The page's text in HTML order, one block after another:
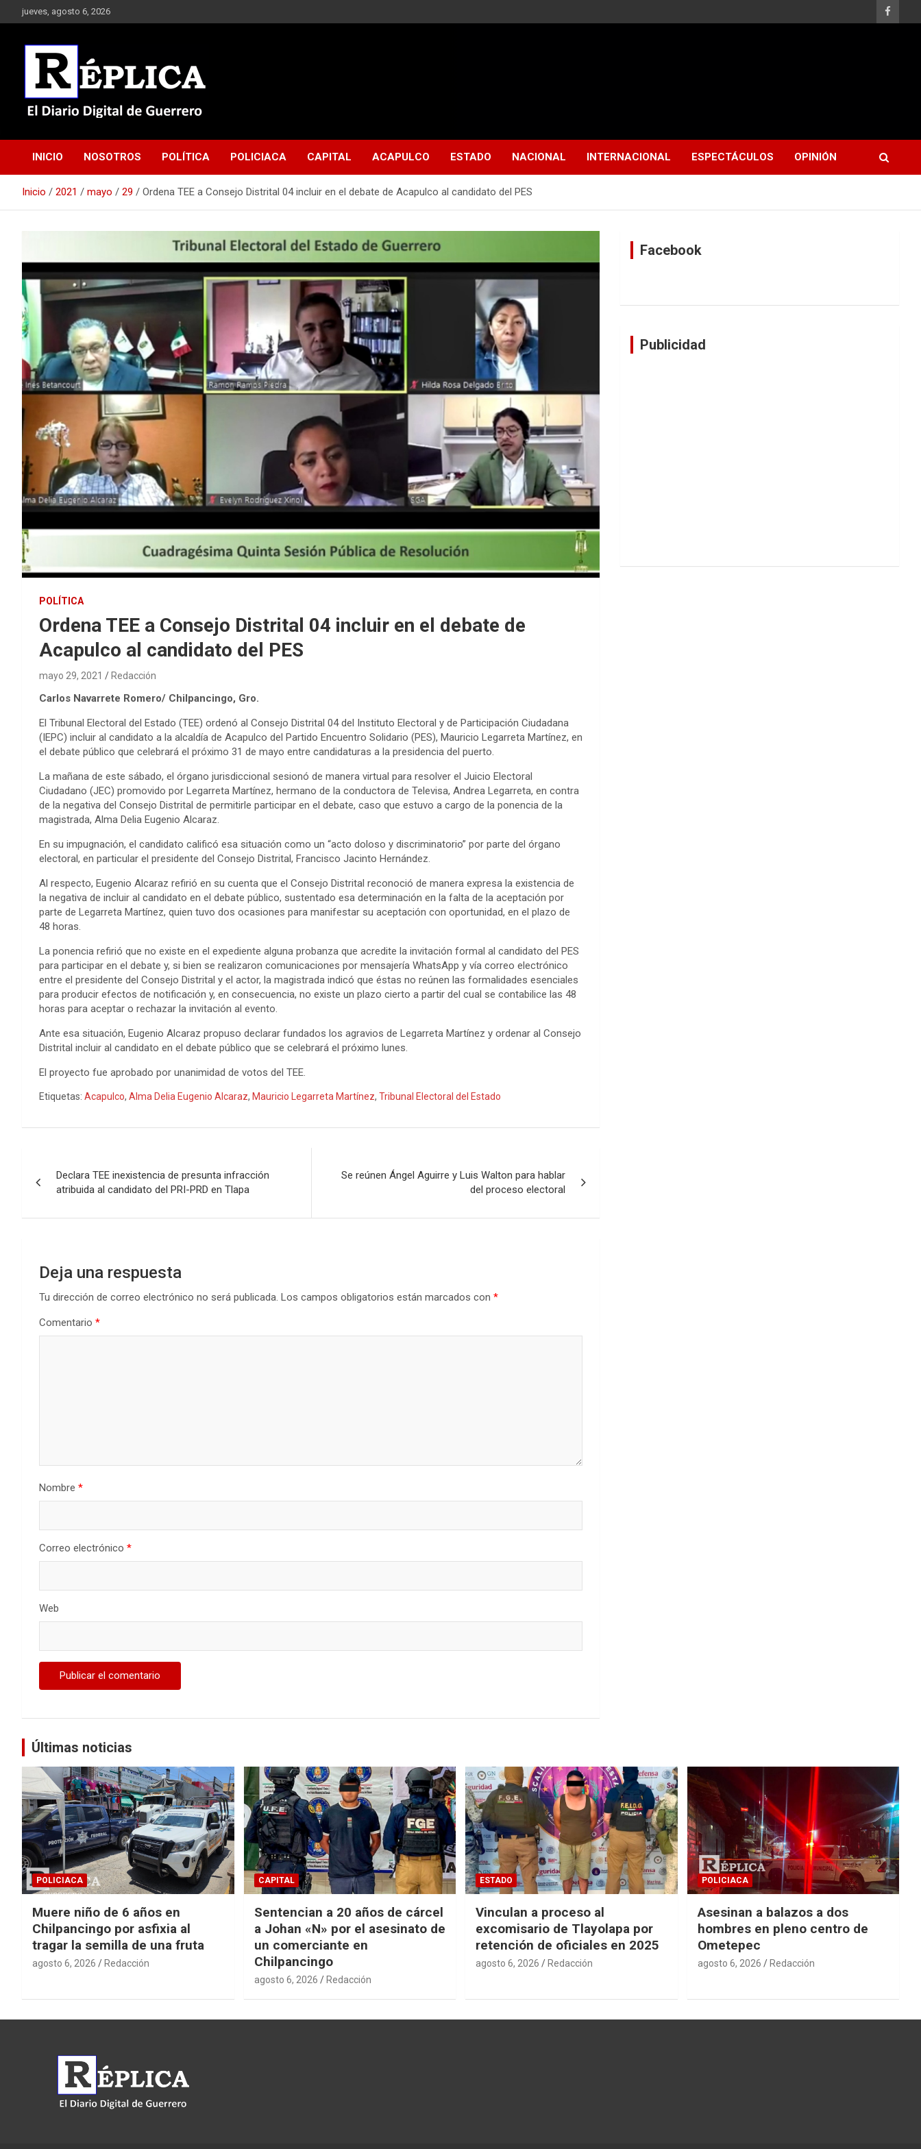
Saltar
al
jueves, agosto 6, 2026
Réplica
INICIO NOSOTROS POLÍTICA POLICIACA CAPITAL ACAPULCO ESTADO NACIONAL INTERNACIONAL ESPECTÁCULOS OPINIÓN
Inicio 2021 mayo 29 Ordena TEE a Consejo Distrital 04 incluir en el debate de Acapulco al candidato del PES
POLÍTICA
Ordena TEE a Consejo Distrital 04 incluir en el debate de
Acapulco al candidato del PES
mayo 29, 2021 Redacción
Carlos Navarrete Romero/ Chilpancingo, Gro.
El Tribunal Electoral del Estado (TEE) ordenó al Consejo Distrital 04 del Instituto Electoral y de Participación Ciudadana
(IEPC) incluir al candidato a la alcaldía de Acapulco del Partido Encuentro Solidario (PES), Mauricio Legarreta Martínez, en
el debate público que celebrará el próximo 31 de mayo entre candidaturas a la presidencia del puerto.
La mañana de este sábado, el órgano jurisdiccional sesionó de manera virtual para resolver el Juicio Electoral
Ciudadano (JEC) promovido por Legarreta Martínez, hermano de la conductora de Televisa, Andrea Legarreta, en contra
de la negativa del Consejo Distrital de permitirle participar en el debate, caso que estuvo a cargo de la ponencia de la
magistrada, Alma Delia Eugenio Alcaraz.
En su impugnación, el candidato calificó esa situación como un “acto doloso y discriminatorio” por parte del órgano
electoral, en particular el presidente del Consejo Distrital, Francisco Jacinto Hernández.
Al respecto, Eugenio Alcaraz refirió en su cuenta que el Consejo Distrital reconoció de manera expresa la existencia de
la negativa de incluir al candidato en el debate público, sustentado esa determinación en la falta de la aceptación por
parte de Legarreta Martínez, quien tuvo dos ocasiones para manifestar su aceptación con oportunidad, en el plazo de
48 horas.
La ponencia refirió que no existe en el expediente alguna probanza que acredite la invitación formal al candidato del PES
para participar en el debate y, si bien se realizaron comunicaciones por mensajería WhatsApp y vía correo electrónico
entre el presidente del Consejo Distrital y el actor, la magistrada indicó que éstas no reúnen las formalidades esenciales
para producir efectos de notificación y, en consecuencia, no existe un plazo cierto a partir del cual se contabilice las 48
horas para aceptar o rechazar la invitación al evento.
Ante esa situación, Eugenio Alcaraz propuso declarar fundados los agravios de Legarreta Martínez y ordenar al Consejo
Distrital incluir al candidato en el debate público que se celebrará el próximo lunes.
El proyecto fue aprobado por unanimidad de votos del TEE.
Etiquetas: Acapulco, Alma Delia Eugenio Alcaraz, Mauricio Legarreta Martínez, Tribunal Electoral del Estado
de
entradas
Declara TEE inexistencia de presunta infracción
atribuida al candidato del PRI-PRD en Tlapa
Se reúnen Ángel Aguirre y Luis Walton para hablar
del proceso electoral
Deja una respuesta
Tu dirección de correo electrónico no será publicada. Los campos obligatorios están marcados con *
Comentario *
Nombre *
Correo electrónico *
Web
Facebook
Publicidad
Últimas noticias
POLICIACA
Muere niño de 6 años en
Chilpancingo por asfixia al
tragar la semilla de una fruta
agosto 6, 2026 Redacción
CAPITAL
Sentencian a 20 años de cárcel
a Johan «N» por el asesinato de
un comerciante en
Chilpancingo
agosto 6, 2026 Redacción
ESTADO
Vinculan a proceso al
excomisario de Tlayolapa por
retención de oficiales en 2025
agosto 6, 2026 Redacción
POLICIACA
Asesinan a balazos a dos
hombres en pleno centro de
Ometepec
agosto 6, 2026 Redacción